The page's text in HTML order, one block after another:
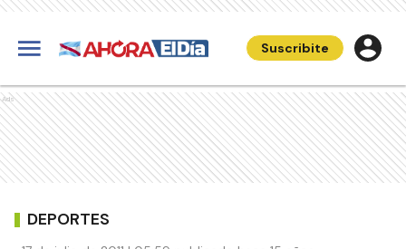
Suscribite
Ads
DEPORTES